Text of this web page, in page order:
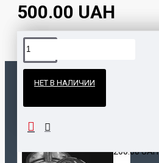
500.00 UAH
НЕТ В НАЛИЧИИ
ПОПУЛЯРНЫЕ ТОВАРЫ
200.00 UAH